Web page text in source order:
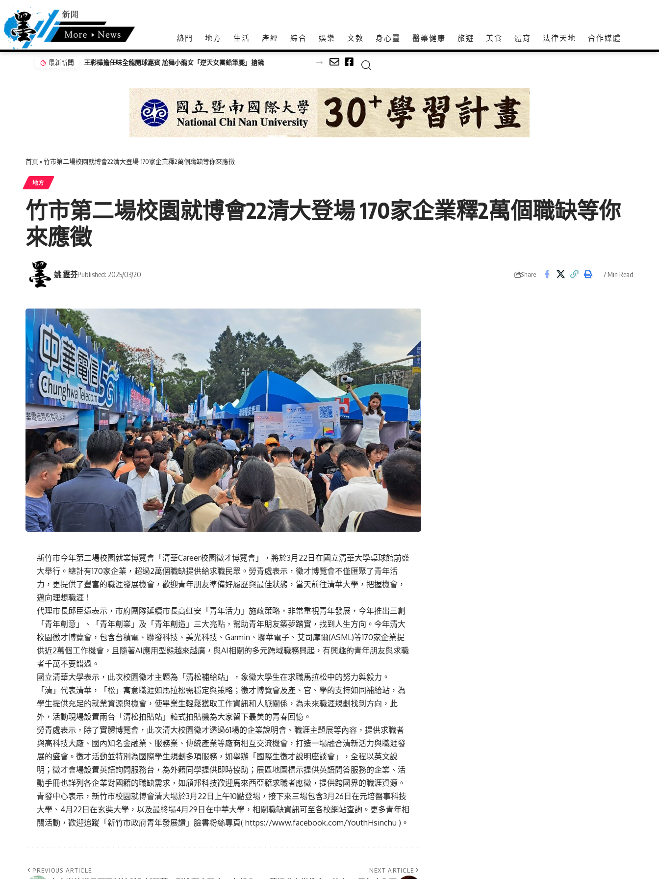
熱門 地方 生活 產經 綜合 娛樂 文教 身心𩆜 醫藥健康 旅遊 美食 體育 法律天地 合作媒體
最新新聞 王彩樺擔任味全龍開球嘉賓 尬舞小龍女「逆天女團鉛筆腿」搶鏡
首頁 »竹市第二場校園就博會22清大登場 170家企業釋2萬個職缺等你來應徵
地方
竹市第二場校園就博會22清大登場 170家企業釋2萬個職缺等你
來應徵
姚 霞芬Published: 2025/03/20 Share 7 Min Read
新竹市今年第二場校園就業博覽會「清華Career校園徵才博覽會」，將於3月22日在國立清華大學桌球館前盛
大舉行。總計有170家企業，超過2萬個職缺提供給求職民眾。勞青處表示，徵才博覽會不僅匯聚了青年活
力，更提供了豐富的職涯發展機會，歡迎青年朋友準備好履歷與最佳狀態，當天前往清華大學，把握機會，
邁向理想職涯！
代理市長邱臣遠表示，市府團隊延續市長高虹安「青年活力」施政策略，非常重視青年發展，今年推出三創
「青年創意」、「青年創業」及「青年創造」三大亮點，幫助青年朋友築夢踏實，找到人生方向。今年清大
校園徵才博覽會，包含台積電、聯發科技、美光科技、Garmin、聯華電子、艾司摩爾(ASML)等170家企業提
供近2萬個工作機會，且隨著AI應用型態越來越廣，與AI相關的多元跨域職務興起，有興趣的青年朋友與求職
者千萬不要錯過。
國立清華大學表示，此次校園徵才主題為「清松補給站」，象徵大學生在求職馬拉松中的努力與毅力。
「清」代表清華，「松」寓意職涯如馬拉松需穩定與策略；徵才博覽會及產、官、學的支持如同補給站，為
學生提供充足的就業資源與機會，使畢業生輕鬆獲取工作資訊和人脈關係，為未來職涯規劃找到方向，此
外，活動現場設置兩台「清松拍貼站」韓式拍貼機為大家留下最美的青春回憶。
勞青處表示，除了實體博覽會，此次清大校園徵才透過61場的企業說明會、職涯主題展等內容，提供求職者
與高科技大廠、國內知名金融業、服務業、傳統產業等廠商相互交流機會，打造一場融合清新活力與職涯發
展的盛會。徵才活動並特別為國際學生規劃多項服務，如舉辦「國際生徵才說明座談會」，全程以英文說
明；徵才會場設置英語詢問服務台，為外籍同學提供即時協助；展區地圖標示提供英語問答服務的企業、活
動手冊也詳列各企業對國籍的職缺需求，如頎邦科技歡迎馬來西亞籍求職者應徵，提供跨國界的職涯資源。
青發中心表示，新竹市校園就博會清大場於3月22日上午10點登場，接下來三場包含3月26日在元培醫事科技
大學、4月22日在玄奘大學，以及最終場4月29日在中華大學，相關職缺資訊可至各校網站查詢。更多青年相
關活動，歡迎追蹤「新竹市政府青年發展讚」臉書粉絲專頁(https://www.facebook.com/YouthHsinchu )。
PREVIOUS ARTICLE NEXT ARTICLE